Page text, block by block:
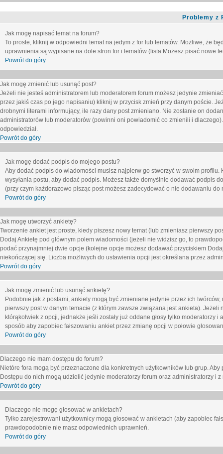
Problemy z
Jak mogę napisać temat na forum?
To proste, kliknij w odpowiedni temat na jedym z for lub tematów. Możliwe, że
uprawnienia są wypisane na dole stron for i tematów (lista Możesz pisać nowe
Powrót do góry
Jak mogę zmienić lub usunąć post?
Jeżeli nie jesteś administratorem lub moderatorem forum możesz jedynie
przez jakiś czas po jego napisaniu) kliknij w przycisk zmień przy danym poście.
drobnymi literami informujący, ile razy dany post zmieniano. Nie zostanie on
administratorów lub moderatorów (powinni oni powiadomić co zmienili i
odpowiedział.
Powrót do góry
Jak mogę dodać podpis do mojego postu?
Aby dodać podpis do wiadomości musisz najpierw go stworzyć w swoim
wysyłania postu, aby dodać podpis. Możesz także domyślnie dodawać podpis
(przy czym każdorazowo pisząc post możesz zadecydować o nie dodawaniu
Powrót do góry
Jak mogę utworzyć ankietę?
Tworzenie ankiet jest proste, kiedy piszesz nowy temat (lub zmieniasz pierwszy
Dodaj Ankietę pod głównym polem wiadomości (jeżeli nie widzisz go, to
podać przynajmniej dwie opcje (kolejne opcje możesz dodawać przyciskiem
niekończącej się. Liczba możliwych do ustawienia opcji jest określana przez
Powrót do góry
Jak mogę zmienić lub usunąć ankietę?
Podobnie jak z postami, ankiety mogą być zmieniane jedynie przez ich
pierwszy post w danym temacie (z którym zawsze związana jest ankieta).
którąkolwiek z opcji, jednakże jeśli zostały już oddane głosy tylko
sposób aby zapobiec fałszowaniu ankiet przez zmianę opcji w połowie
Powrót do góry
Dlaczego nie mam dostępu do forum?
Nietóre fora mogą być przeznaczone dla konkretnych użytkowników lub grup.
Dostępu do nich mogą udzielić jedynie moderatorzy forum oraz administratorzy i
Powrót do góry
Dlaczego nie mogę głosować w ankietach?
Tylko zarejestrowani użytkownicy mogą głosować w ankietach (aby zapobiec
prawdopodobnie nie masz odpowiednich uprawnień.
Powrót do góry